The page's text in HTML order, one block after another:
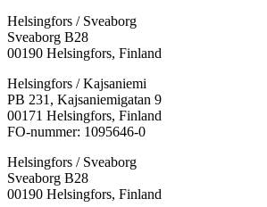
Helsingfors / Sveaborg
Sveaborg B28
00190 Helsingfors, Finland
Facebook:
Öppnas
i
en
flik
Instagram:
Öppnas
i
en
flik
TikTok:
Öppnas
i
en
flik
Youtube:
Öppnas
i
en
flik
Vimeo:
Öppnas
i
en
flik
Helsingfors / Kajsaniemi
PB 231, Kajsaniemigatan 9
00171 Helsingfors, Finland
FO-nummer: 1095646-0
Helsingfors / Sveaborg
Sveaborg B28
00190 Helsingfors, Finland